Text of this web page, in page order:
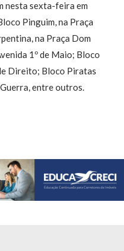
nesta sexta-feira em
Pinguim, na Praça
na Praça Dom
1º de Maio; Bloco
Direito; Bloco Piratas
entre outros.